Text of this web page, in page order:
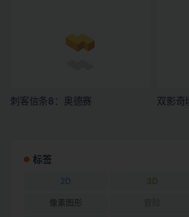
刺客信条8：奥德赛 双影奇
标签
2D 3D
像素图形